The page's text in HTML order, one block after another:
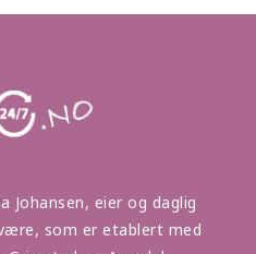
Johansen, eier og daglig
som er etablert med